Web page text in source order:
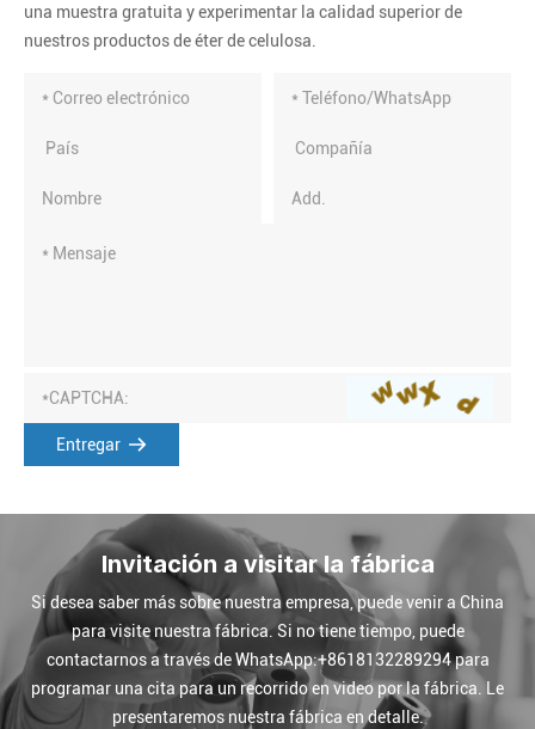
una muestra gratuita y experimentar la calidad superior de
nuestros productos de éter de celulosa.
Entregar
Invitación a visitar la fábrica
Si desea saber más sobre nuestra empresa, puede venir a China
para visite nuestra fábrica. Si no tiene tiempo, puede
contactarnos a través de WhatsApp:+8618132289294 para
programar una cita para un recorrido en video por la fábrica. Le
presentaremos nuestra fábrica en detalle.